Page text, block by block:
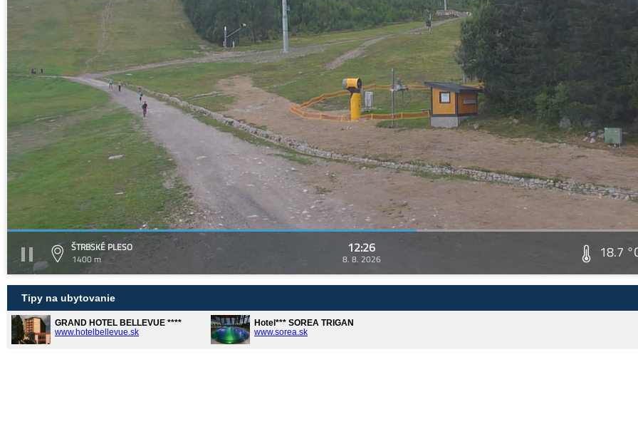
ŠTRBSKÉ PLESO
1400 m
12:26
8. 8. 2026 18.7
Tipy na ubytovanie
GRAND HOTEL BELLEVUE ****
www.hotelbellevue.sk
Hotel*** SOREA TRIGAN
www.sorea.sk